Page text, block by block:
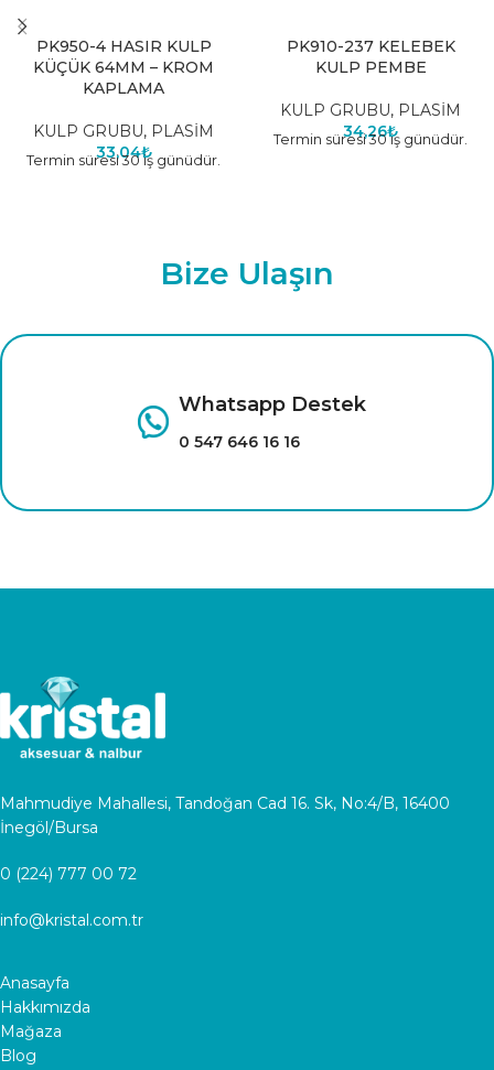
PK950-4 HASIR KULP
KÜÇÜK 64MM – KROM
KAPLAMA
KULP GRUBU, PLASİM
33,04₺
Termin süresi 30 iş günüdür.
PK910-237 KELEBEK
KULP PEMBE
KULP GRUBU, PLASİM
34,26₺
Termin süresi 30 iş günüdür.
Bize Ulaşın
Whatsapp Destek
0 547 646 16 16
Mahmudiye Mahallesi, Tandoğan Cad 16. Sk, No:4/B, 16400
İnegöl/Bursa
0 (224) 777 00 72
info@kristal.com.tr
Anasayfa
Hakkımızda
Mağaza
Blog